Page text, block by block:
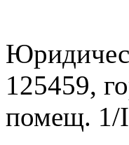
125459,
помещ. 1/